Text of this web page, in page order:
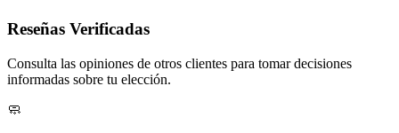
Reseñas Verificadas
Consulta las opiniones de otros clientes para tomar decisiones
informadas sobre tu elección.
🧼